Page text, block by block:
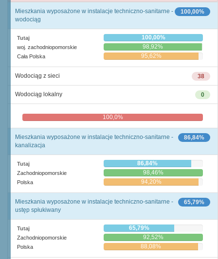
100,00%
Mieszkania wyposażone w instalacje techniczno-sanitarne -
wodociąg
Tutaj 100,00%
woj. zachodniopomorskie 98,92%
Cała Polska 95,62%
38
Wodociąg z sieci
0
Wodociąg lokalny
100,0%
86,84%
Mieszkania wyposażone w instalacje techniczno-sanitarne -
kanalizacja
Tutaj 86,84%
Zachodniopomorskie 98,46%
Polska 94,20%
65,79%
Mieszkania wyposażone w instalacje techniczno-sanitarne -
ustęp spłukiwany
Tutaj 65,79%
Zachodniopomorskie 92,52%
Polska 88,08%